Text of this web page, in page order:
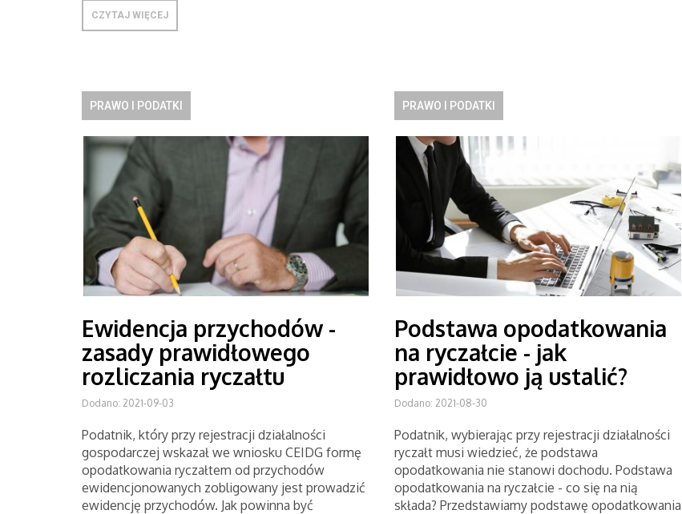
CZYTAJ WIĘCEJ
PRAWO I PODATKI
Ewidencja przychodów -
zasady prawidłowego
rozliczania ryczałtu
Dodano: 2021-09-03
Podatnik, który przy rejestracji działalności
gospodarczej wskazał we wniosku CEIDG formę
opodatkowania ryczałtem od przychodów
ewidencjonowanych zobligowany jest prowadzić
ewidencję przychodów. Jak powinna być
PRAWO I PODATKI
Podstawa opodatkowania
na ryczałcie - jak
prawidłowo ją ustalić?
Dodano: 2021-08-30
Podatnik, wybierając przy rejestracji działalności
ryczałt musi wiedzieć, że podstawa
opodatkowania nie stanowi dochodu. Podstawa
opodatkowania na ryczałcie - co się na nią
składa? Przedstawiamy podstawę opodatkowania